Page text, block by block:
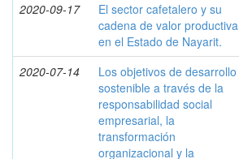
2020-09-17
El sector cafetalero y su
cadena de valor productiva
en el Estado de Nayarit.
2020-07-14
Los objetivos de desarrollo
sostenible a través de la
responsabilidad social
empresarial, la
transformación
organizacional y la